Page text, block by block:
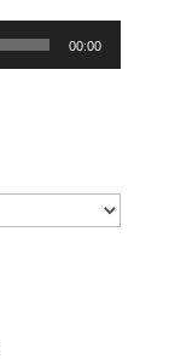
00:00